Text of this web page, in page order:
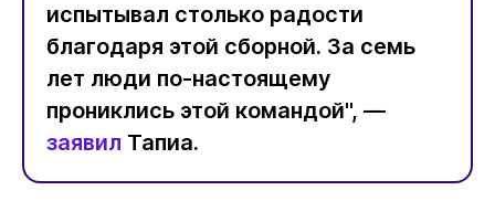
испытывал столько радости
благодаря этой сборной. За семь
лет люди по-настоящему
прониклись этой командой", —
заявил Тапиа.